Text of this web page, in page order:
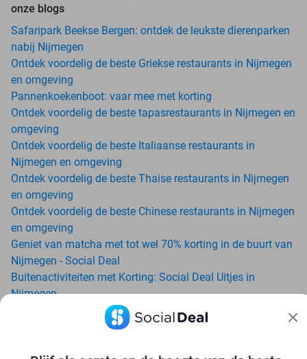
onze blogs
Safaripark Beekse Bergen: ontdek de leukste dierenparken
nabij Nijmegen
Ontdek voordelig de beste Griekse restaurants in Nijmegen
en omgeving
Pannenkoekenboot: vaar mee met korting
Ontdek voordelig de beste tapasrestaurants in Nijmegen en
omgeving
Ontdek voordelig de beste Italiaanse restaurants in
Nijmegen en omgeving
Ontdek voordelig de beste Thaise restaurants in Nijmegen
en omgeving
Ontdek voordelig de beste Chinese restaurants in Nijmegen
en omgeving
Geniet van matcha met tot wel 70% korting in de buurt van
Nijmegen - Social Deal
Buitenactiviteiten met Korting: Social Deal Uitjes in
Nijmegen
Ga voordelig de padelbaan op met Social Deal in de buurt